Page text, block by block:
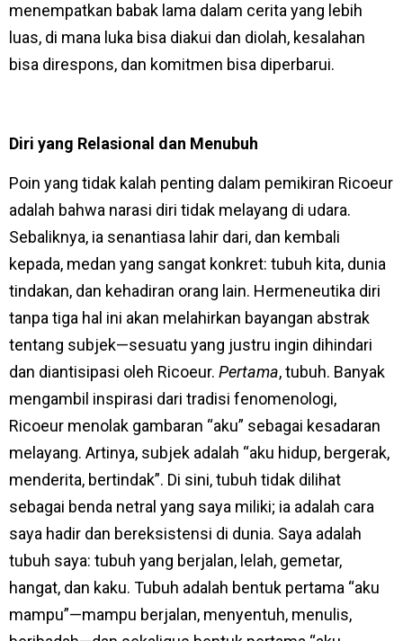
menempatkan babak lama dalam cerita yang lebih
luas, di mana luka bisa diakui dan diolah, kesalahan
bisa direspons, dan komitmen bisa diperbarui.
Diri yang Relasional dan Menubuh
Poin yang tidak kalah penting dalam pemikiran Ricoeur
adalah bahwa narasi diri tidak melayang di udara.
Sebaliknya, ia senantiasa lahir dari, dan kembali
kepada, medan yang sangat konkret: tubuh kita, dunia
tindakan, dan kehadiran orang lain. Hermeneutika diri
tanpa tiga hal ini akan melahirkan bayangan abstrak
tentang subjek—sesuatu yang justru ingin dihindari
dan diantisipasi oleh Ricoeur. Pertama, tubuh. Banyak
mengambil inspirasi dari tradisi fenomenologi,
Ricoeur menolak gambaran “aku” sebagai kesadaran
melayang. Artinya, subjek adalah “aku hidup, bergerak,
menderita, bertindak”. Di sini, tubuh tidak dilihat
sebagai benda netral yang saya miliki; ia adalah cara
saya hadir dan bereksistensi di dunia. Saya adalah
tubuh saya: tubuh yang berjalan, lelah, gemetar,
hangat, dan kaku. Tubuh adalah bentuk pertama “aku
mampu”—mampu berjalan, menyentuh, menulis,